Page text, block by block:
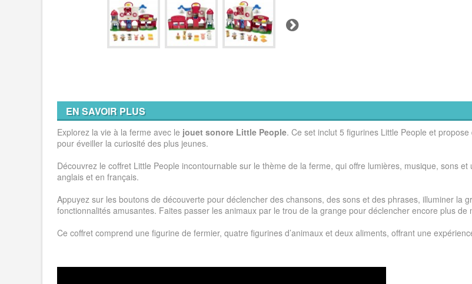
Suivant
EN SAVOIR PLUS
Explorez la vie à la ferme avec le jouet sonore Little People. Ce set inclut 5 figurines Little People et
pour éveiller la curiosité des plus jeunes.
Découvrez le coffret Little People incontournable sur le thème de la ferme, qui offre lumières, musique, sons et
anglais et en français.
Appuyez sur les boutons de découverte pour déclencher des chansons, des sons et des phrases, illuminer la
fonctionnalités amusantes. Faites passer les animaux par le trou de la grange pour déclencher encore plus de
Ce coffret comprend une figurine de fermier, quatre figurines d’animaux et deux aliments, offrant une